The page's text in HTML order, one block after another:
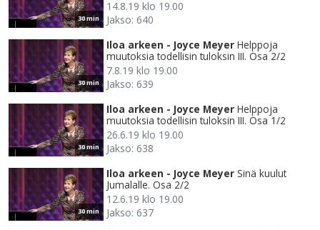
30 min
14.8.19 klo 19.00
Jakso: 640
30 min
Iloa arkeen - Joyce Meyer Helppoja
muutoksia todellisin tuloksin III. Osa 2/2
7.8.19 klo 19.00
Jakso: 639
30 min
Iloa arkeen - Joyce Meyer Helppoja
muutoksia todellisin tuloksin III. Osa 1/2
26.6.19 klo 19.00
Jakso: 638
30 min
Iloa arkeen - Joyce Meyer Sinä kuulut
Jumalalle. Osa 2/2
12.6.19 klo 19.00
Jakso: 637